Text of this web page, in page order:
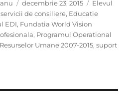
Publicat
pe
decembrie 23, 2015 Categorii
Elevul
de consiliere, Educatie
EDI, Fundatia World Vision
, Programul Operational
Umane 2007-2015,suport